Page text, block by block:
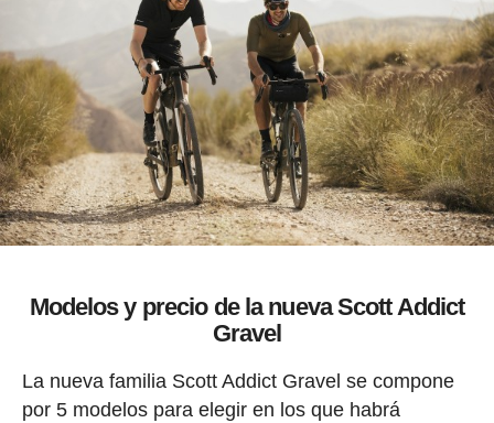
Modelos y precio de la nueva Scott Addict
Gravel
La nueva familia Scott Addict Gravel se compone
por 5 modelos para elegir en los que habrá